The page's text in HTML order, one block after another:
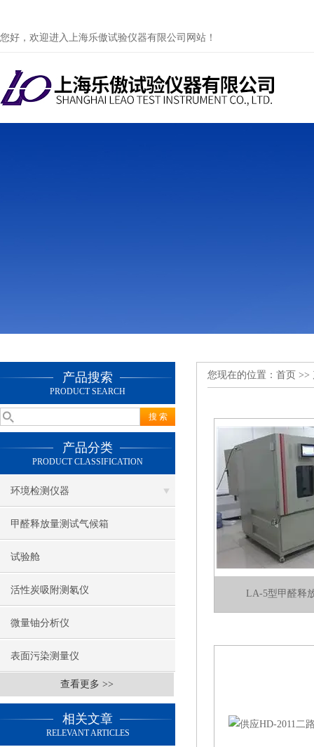
您好，欢迎进入上海乐傲试验仪器有限公司网站！
产品搜索
PRODUCT SEARCH
产品分类
PRODUCT CLASSIFICATION
环境检测仪器
甲醛释放量测试气候箱
试验舱
活性炭吸附测氡仪
微量铀分析仪
表面污染测量仪
查看更多 >>
相关文章
RELEVANT ARTICLES
您现在的位置： 首页 >>
LA-5型甲醛释